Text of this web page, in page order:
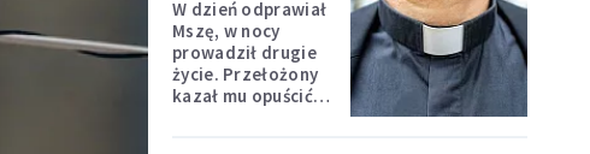
W dzień odprawiał
Mszę, w nocy
prowadził drugie
życie. Przełożony
kazał mu opuścić